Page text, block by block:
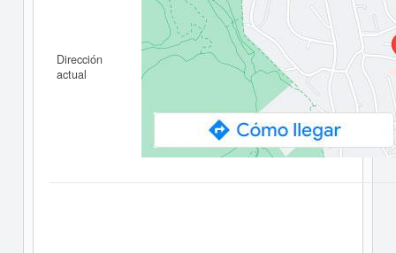
Dirección
actual